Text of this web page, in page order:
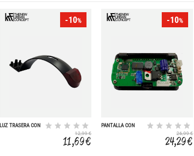
-10%
LUZ TRASERA CON
12,99 €
11,69 €
-10%
PANTALLA CON
26,99 €
24,29 €